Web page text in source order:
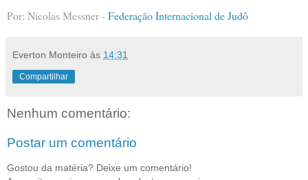
Por: Nicolas Messner -Federação Internacional de Judô
Everton Monteiro às 14:31
Compartilhar
Nenhum comentário:
Postar um comentário
Gostou da matéria? Deixe um comentário!